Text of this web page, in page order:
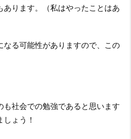
あります。（私はやったことはあ
なる可能性がありますので、この
も社会での勉強であると思います
ょう！